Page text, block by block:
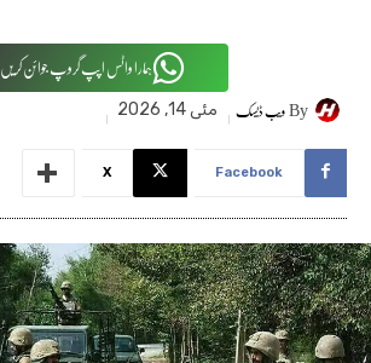
ہمارا واٹس اپپ گروپ جوائن کریں
Byویب ڈیسک مئی 14, 2026
Facebook
X